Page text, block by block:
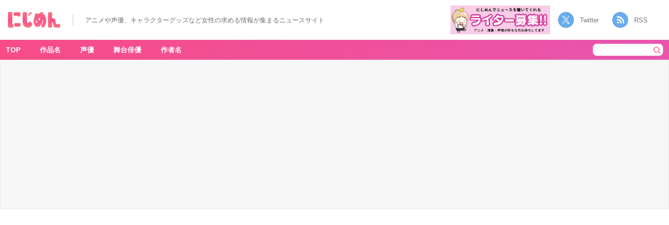
アニメや声優、キャラクターグッズなど女性の求める情報が集まるニュースサイト Twitter RSS
TOP 作品名 声優 舞台俳優 作者名